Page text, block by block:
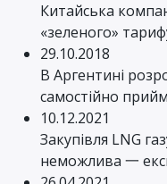
Китайська
«зеленого»
29.10.2018
В Аргентині
самостійно
10.12.2021
Закупівля LNG
неможлива 一